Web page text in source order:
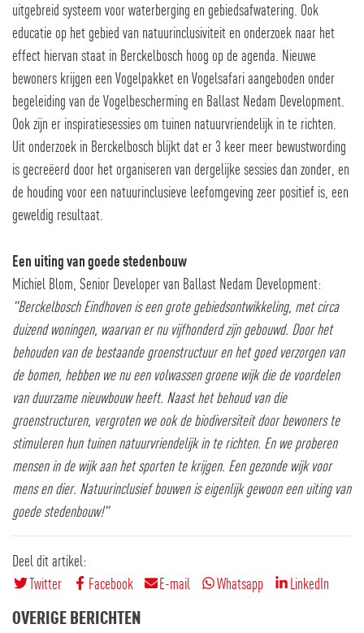
uitgebreid systeem voor waterberging en gebiedsafwatering. Ook
educatie op het gebied van natuurinclusiviteit en onderzoek naar het
effect hiervan staat in Berckelbosch hoog op de agenda. Nieuwe
bewoners krijgen een Vogelpakket en Vogelsafari aangeboden onder
begeleiding van de Vogelbescherming en Ballast Nedam Development.
Ook zijn er inspiratiesessies om tuinen natuurvriendelijk in te richten.
Uit onderzoek in Berckelbosch blijkt dat er 3 keer meer bewustwording
is gecreëerd door het organiseren van dergelijke sessies dan zonder, en
de houding voor een natuurinclusieve leefomgeving zeer positief is, een
geweldig resultaat.
Een uiting van goede stedenbouw
Michiel Blom, Senior Developer van Ballast Nedam Development:
"Berckelbosch Eindhoven is een grote gebiedsontwikkeling, met circa
duizend woningen, waarvan er nu vijfhonderd zijn gebouwd. Door het
behouden van de bestaande groenstructuur en het goed verzorgen van
de bomen, hebben we nu een volwassen groene wijk die de voordelen
van duurzame nieuwbouw heeft. Naast het behoud van die
groenstructuren, vergroten we ook de biodiversiteit door bewoners te
stimuleren hun tuinen natuurvriendelijk in te richten. En we proberen
mensen in de wijk aan het sporten te krijgen. Een gezonde wijk voor
mens en dier. Natuurinclusief bouwen is eigenlijk gewoon een uiting van
goede stedenbouw!"
Deel dit artikel:
Twitter
Facebook E-mail Whatsapp LinkedIn
OVERIGE BERICHTEN